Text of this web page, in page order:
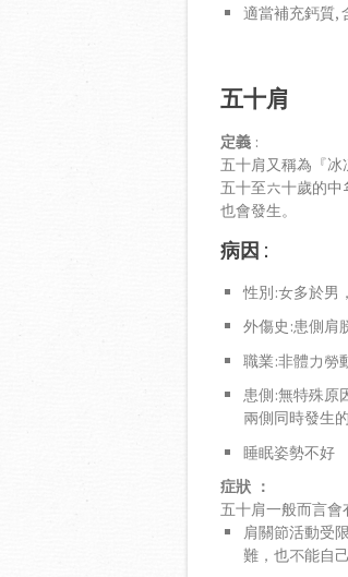
適當補充鈣質,
五十肩
定義 :
五十肩又稱為『
五十至六十歲的
也會發生。
病因 :
性別:女多於男
外傷史:患側肩
職業:非體力勞
患側:無特殊原
兩側同時發生
睡眠姿勢不好
症狀 ：
五十肩一般而言
肩關節活動受
難，也不能自